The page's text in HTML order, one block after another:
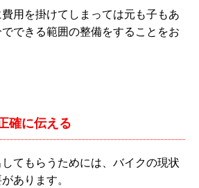
用を掛けてしまっては元も子もあ
できる範囲の整備をすることをお
確に伝える
てもらうためには、バイクの現状
あります。